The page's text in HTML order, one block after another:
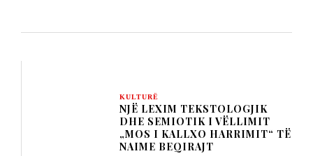
KULTURË
NJË LEXIM TEKSTOLOGJIK
DHE SEMIOTIK I VËLLIMIT
„MOS I KALLXO HARRIMIT“ TË
NAIME BEQIRAJT